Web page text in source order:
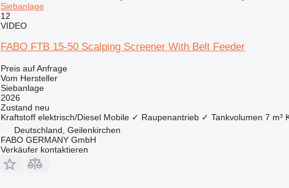
Siebanlage
12
VIDEO
FABO FTB 15-50 Scalping Screener With Belt Feeder
Preis auf Anfrage
Vom Hersteller
Siebanlage
2026
Zustand neu
Kraftstoff elektrisch/Diesel Mobile ✓ Raupenantrieb ✓ Tankvolumen 7 m³
Deutschland, Geilenkirchen
FABO GERMANY GmbH
Verkäufer kontaktieren